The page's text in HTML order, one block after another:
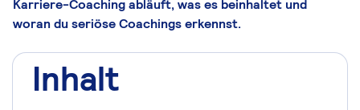
Karriere-Coaching abläuft, was es beinhaltet und
woran du seriöse Coachings erkennst.
Inhalt